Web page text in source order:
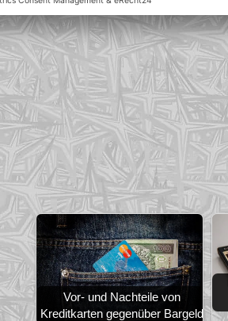
Vor- und Nachteile von
Kreditkarten gegenüber Bargeld